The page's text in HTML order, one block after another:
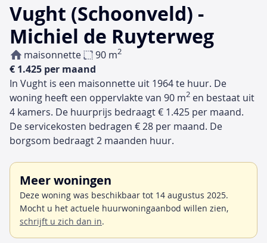
Vught (Schoonveld) -
Michiel de Ruyterweg
maisonnette 90 m2
€ 1.425 per maand
In Vught is een maisonnette uit 1964 te huur. De
woning heeft een oppervlakte van 90 m2 en bestaat uit
4 kamers. De huurprijs bedraagt € 1.425 per maand.
De servicekosten bedragen € 28 per maand. De
borgsom bedraagt 2 maanden huur.
Meer woningen
Deze woning was beschikbaar tot 14 augustus 2025.
Mocht u het actuele huurwoningaanbod willen zien,
schrijft u zich dan in.